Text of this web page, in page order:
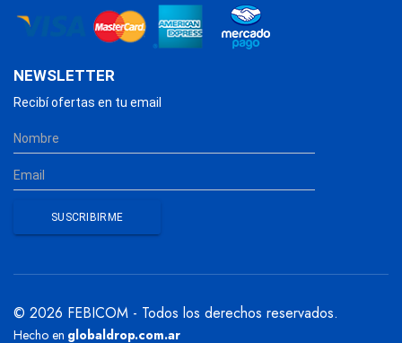
NEWSLETTER
Recibí ofertas en tu email
© 2026 FEBICOM - Todos los derechos reservados.
Hecho en globaldrop.com.ar